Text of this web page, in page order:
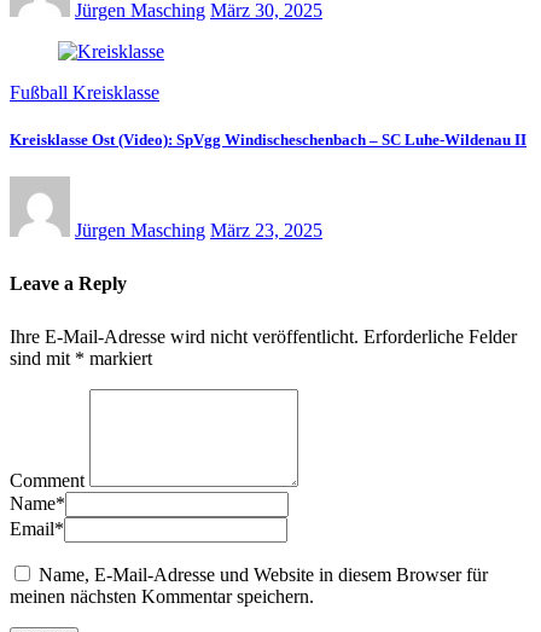
Jürgen Masching März 30, 2025
Fußball Kreisklasse
Kreisklasse Ost (Video): SpVgg Windischeschenbach – SC Luhe-Wildenau II
Jürgen Masching März 23, 2025
Leave a Reply
Ihre E-Mail-Adresse wird nicht veröffentlicht. Erforderliche Felder
sind mit * markiert
Comment
Name*
Email*
Name, E-Mail-Adresse und Website in diesem Browser für
meinen nächsten Kommentar speichern.